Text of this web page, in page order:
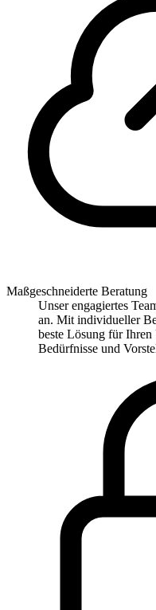
Maßgeschneiderte Beratung
Unser engagiertes
an. Mit individueller
beste Lösung für
Bedürfnisse und